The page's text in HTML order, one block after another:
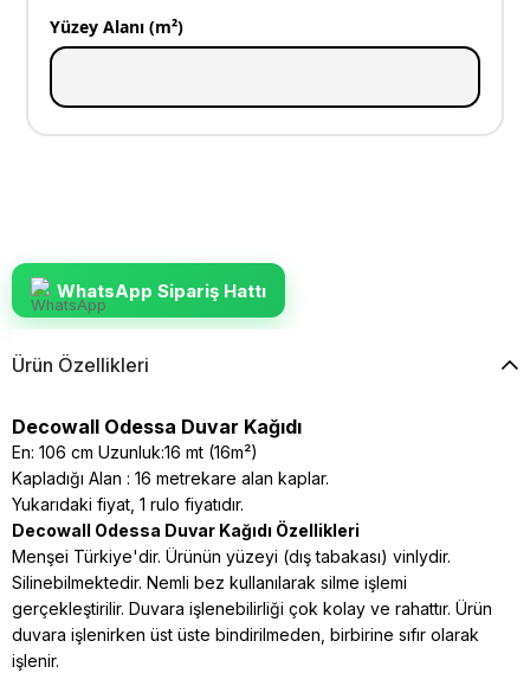
Yüzey Alanı (m²)
WhatsApp Sipariş Hattı
Ürün Özellikleri
Decowall Odessa Duvar Kağıdı
En: 106 cm Uzunluk:16 mt (16m²)
Kapladığı Alan : 16 metrekare alan kaplar.
Yukarıdaki fiyat, 1 rulo fiyatıdır.
Decowall Odessa Duvar Kağıdı Özellikleri
Menşei Türkiye'dir. Ürünün yüzeyi (dış tabakası) vinlydir.
Silinebilmektedir. Nemli bez kullanılarak silme işlemi
gerçekleştirilir. Duvara işlenebilirliği çok kolay ve rahattır. Ürün
duvara işlenirken üst üste bindirilmeden, birbirine sıfır olarak
işlenir.